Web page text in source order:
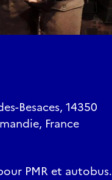
Besaces, 14350
France
PMR et autobus.